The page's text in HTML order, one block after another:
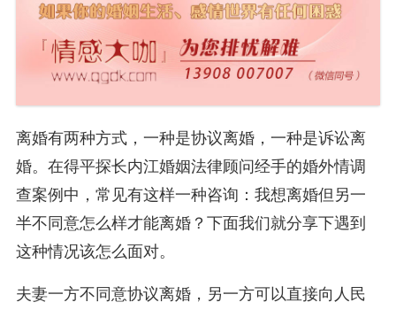
离婚有两种方式，一种是协议离婚，一种是诉讼离
婚。在得平探长内江婚姻法律顾问经手的婚外情调
查案例中，常见有这样一种咨询：我想离婚但另一
半不同意怎么样才能离婚？下面我们就分享下遇到
这种情况该怎么面对。
夫妻一方不同意协议离婚，另一方可以直接向人民